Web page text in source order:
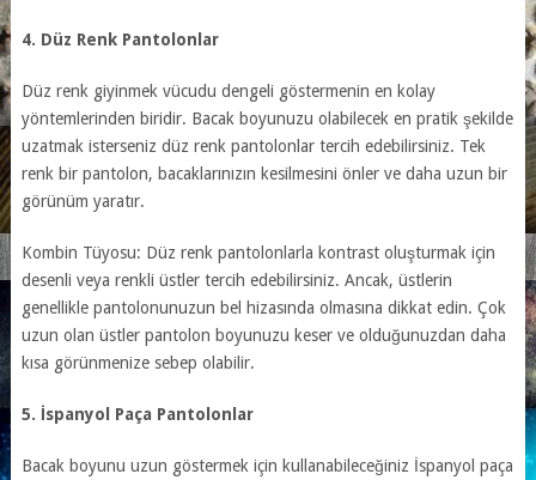
4. Düz Renk Pantolonlar
Düz renk giyinmek vücudu dengeli göstermenin en kolay
yöntemlerinden biridir. Bacak boyunuzu olabilecek en pratik şekilde
uzatmak isterseniz düz renk pantolonlar tercih edebilirsiniz. Tek
renk bir pantolon, bacaklarınızın kesilmesini önler ve daha uzun bir
görünüm yaratır.
Kombin Tüyosu: Düz renk pantolonlarla kontrast oluşturmak için
desenli veya renkli üstler tercih edebilirsiniz. Ancak, üstlerin
genellikle pantolonunuzun bel hizasında olmasına dikkat edin. Çok
uzun olan üstler pantolon boyunuzu keser ve olduğunuzdan daha
kısa görünmenize sebep olabilir.
5. İspanyol Paça Pantolonlar
Bacak boyunu uzun göstermek için kullanabileceğiniz İspanyol paça